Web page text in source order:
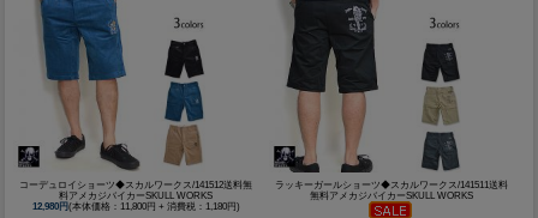
コーデュロイショーツ◆スカルワークス/141512送料無
料アメカジバイカーSKULL WORKS
12,980円(本体価格：11,800円 + 消費税：1,180円)
ラッキーガールショーツ◆スカルワークス/141511送料
無料アメカジバイカーSKULL WORKS